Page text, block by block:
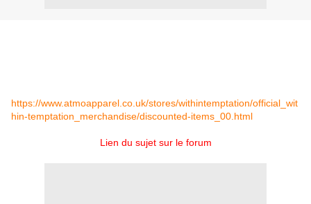
https://www.atmoapparel.co.uk/stores/withintemptation/official_wit
hin-temptation_merchandise/discounted-items_00.html
Lien du sujet sur le forum